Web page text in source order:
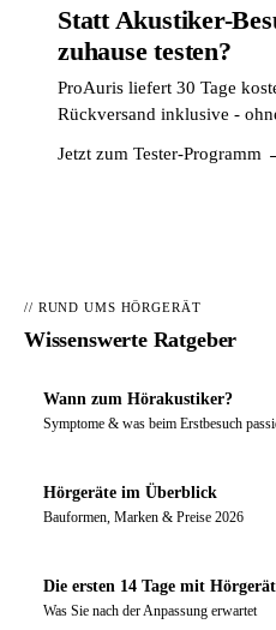
Statt Akustiker-
zuhause testen?
ProAuris liefert 30 Tage
Rückversand inklusive -
Jetzt zum Tester-Programm
// RUND UMS HÖRGERÄT
Wissenswerte Ratgeber
Wann zum Hörakustiker?
Symptome & was beim Erstbesuch
Hörgeräte im Überblick
Bauformen, Marken & Preise 2026
Die ersten 14 Tage mit Hörgerät
Was Sie nach der Anpassung erwartet